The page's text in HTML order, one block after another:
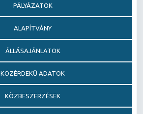
PÁLYÁZATOK
ALAPÍTVÁNY
ÁLLÁSAJÁNLATOK
KÖZÉRDEKŰ ADATOK
KÖZBESZERZÉSEK